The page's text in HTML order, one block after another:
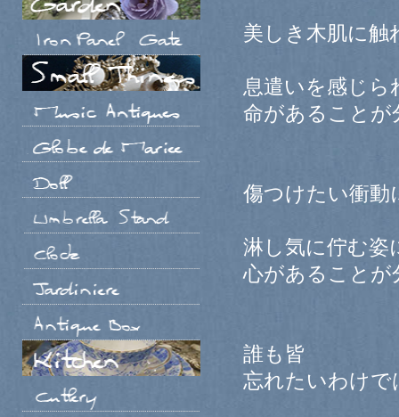
美しき木肌に触
息遣いを感じら
命があることが
傷つけたい衝動
淋し気に佇む姿
心があることが
誰も皆
忘れたいわけ